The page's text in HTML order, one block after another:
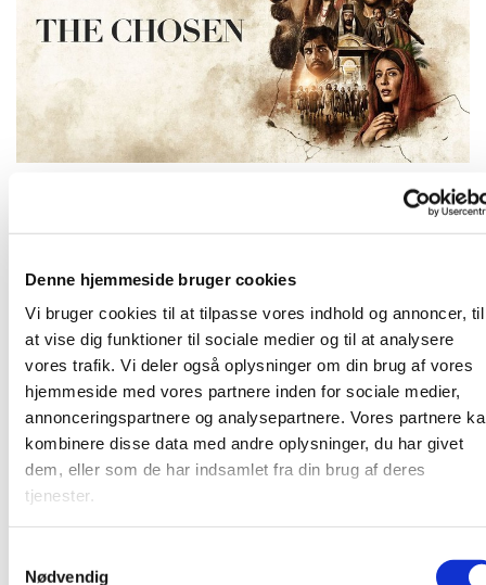
Denne hjemmeside bruger cookies
Vi bruger cookies til at tilpasse vores indhold og annoncer, til
at vise dig funktioner til sociale medier og til at analysere
vores trafik. Vi deler også oplysninger om din brug af vores
hjemmeside med vores partnere inden for sociale medier,
annonceringspartnere og analysepartnere. Vores partnere
kombinere disse data med andre oplysninger, du har givet
dem, eller som de har indsamlet fra din brug af deres
tjenester.
Nødvendig
Tirsdag 31. august 2027, kl. 19:00 - 21:00
Vi ser filmen "The Chosen" sammen
Vi ser "The Chosen"